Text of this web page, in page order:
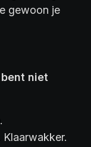
gewoon je
niet